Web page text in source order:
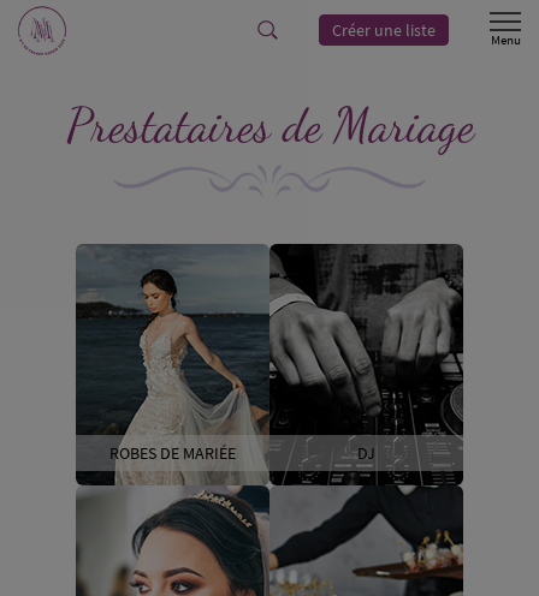
Créer une liste
Prestataires de Mariage
ROBES DE MARIÉE DJ